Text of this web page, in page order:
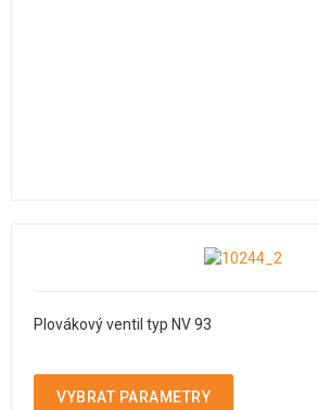
Plovákový ventil typ NV 93
VYBRAT PARAMETRY